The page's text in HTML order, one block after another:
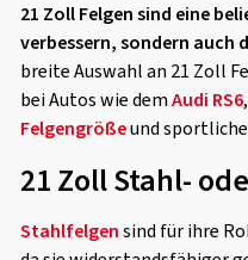
21 Zoll Felgen sind eine
verbessern, sondern auch
breite Auswahl an 21 Zoll
bei Autos wie demAudi RS6,
Felgengrößeund
21 Zoll Stahl-
Stahlfelgensind für ihre